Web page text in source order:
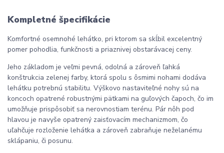
Kompletné špecifikácie
Komfortné osemnohé lehátko, pri ktorom sa skĺbil excelentný
pomer pohodlia, funkčnosti a priaznivej obstarávacej ceny.
Jeho základom je veľmi pevná, odolná a zároveň ľahká
konštrukcia zelenej farby, ktorá spolu s ôsmimi nohami dodáva
lehátku potrebnú stabilitu. Výškovo nastaviteľné nohy sú na
koncoch opatrené robustnými pätkami na guľových čapoch, čo im
umožňuje prispôsobiť sa nerovnostiam terénu. Pár nôh pod
hlavou je navyše opatrený zaisťovacím mechanizmom, čo
uľahčuje rozloženie lehátka a zároveň zabraňuje neželanému
sklápaniu, či posunu.